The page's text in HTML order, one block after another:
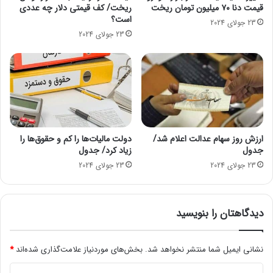
ر
س
و
د
ی
م
ی‌
ش
و
د
؟
قیمت دنا ۷۰ میلیون تومان ریخت
23 جولای 2024
ریخت/ کف قیمتی دلار چه عددی
است؟
23 جولای 2024
ارزش روز سهام عدالت اعلام شد/
جدول
23 جولای 2024
دولت مالیات‌ها را کم و حقوق‌ها را
زیاد کرد/ جدول
23 جولای 2024
دیدگاهتان را بنویسید
نشانی ایمیل شما منتشر نخواهد شد. بخش‌های موردنیاز علامت‌گذاری شده‌اند*